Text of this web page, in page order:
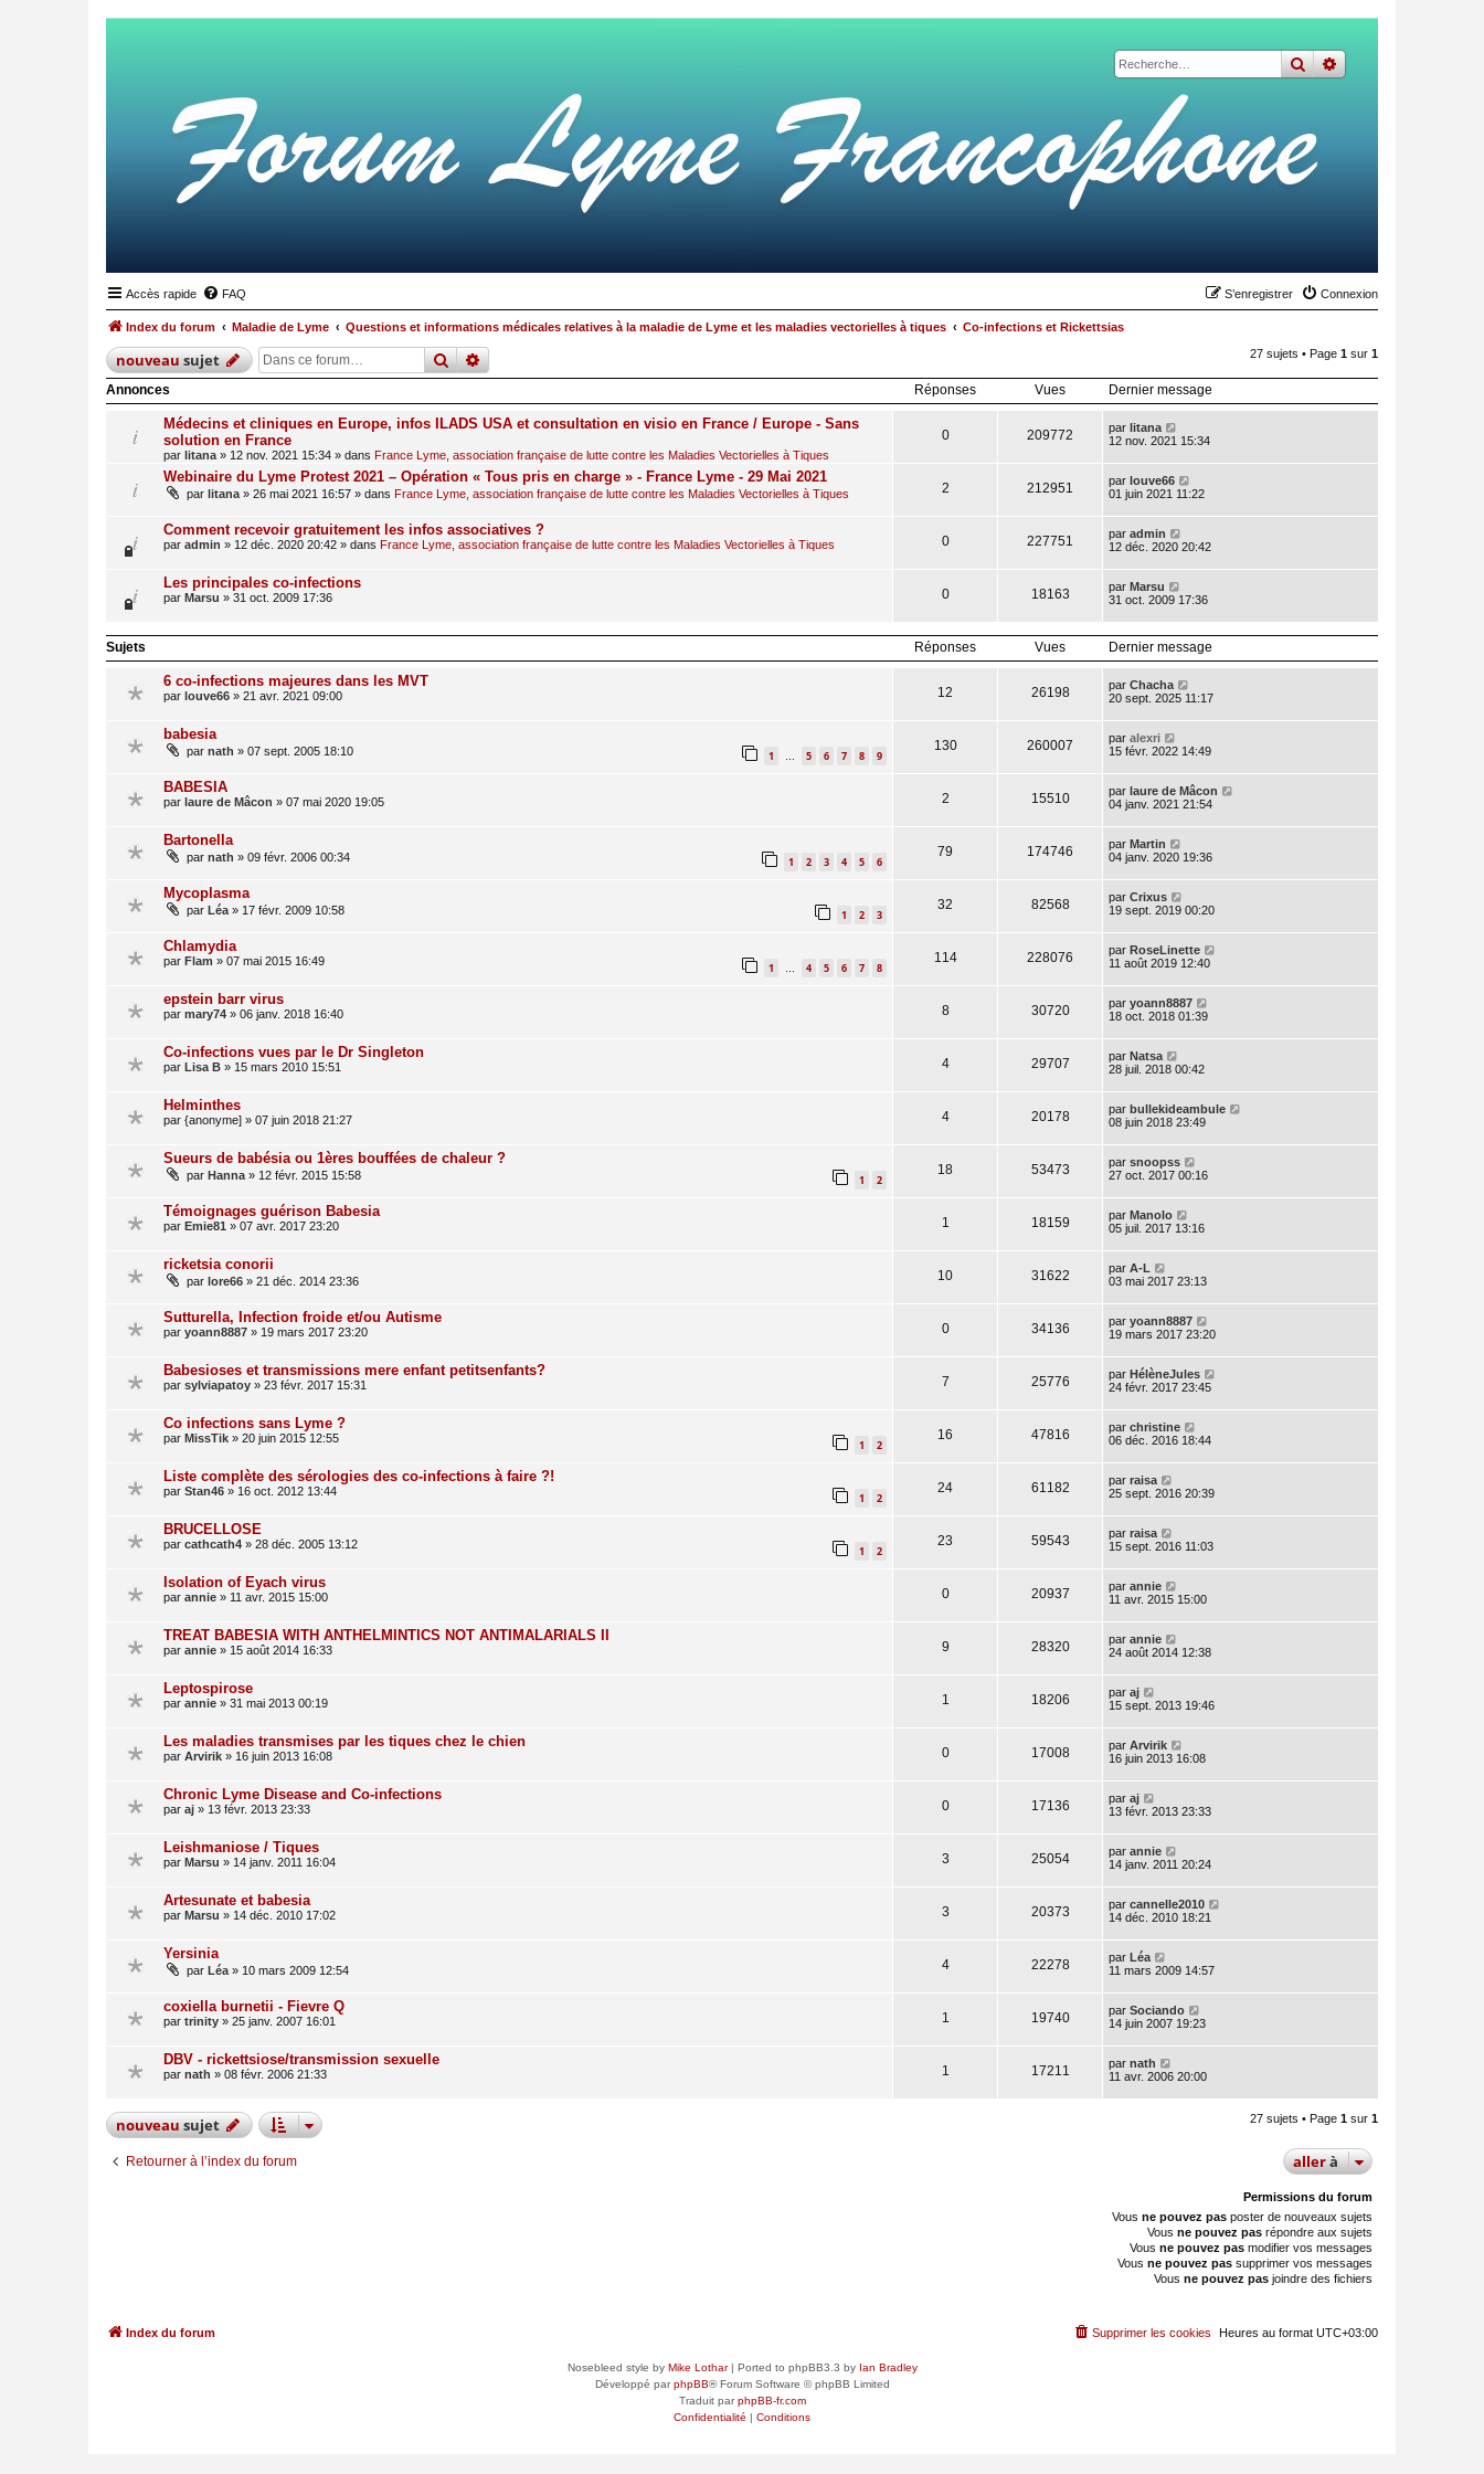
rechercher
recherche
Accès rapide FAQ Connexion
S’enregistrer
Index du forum Maladie de Lyme Questions et informations médicales relatives à la maladie de Lyme et les maladies vectorielles à tiques Co-infections et Rickettsias
nouveausujet rechercher
recherche 27 sujets • Page 1 sur 1
Annonces Réponses Vues Dernier message
Médecins et cliniques en Europe, infos ILADS USA et consultation en visio en France / Europe - Sans
solution en France
par litana » 12 nov. 2021 15:34 » dans France Lyme, association française de lutte contre les Maladies Vectorielles à Tiques
0 209772 par litana
12 nov. 2021 15:34
Webinaire du Lyme Protest 2021 – Opération « Tous pris en charge » - France Lyme - 29 Mai 2021
par litana » 26 mai 2021 16:57 » dans France Lyme, association française de lutte contre les Maladies Vectorielles à Tiques 2 212951 par louve66
01 juin 2021 11:22
Comment recevoir gratuitement les infos associatives ?
par admin » 12 déc. 2020 20:42 » dans France Lyme, association française de lutte contre les Maladies Vectorielles à Tiques 0 227751 par admin
12 déc. 2020 20:42
Les principales co-infections
par Marsu » 31 oct. 2009 17:36 0 18163 par Marsu
31 oct. 2009 17:36
Sujets Réponses Vues Dernier message
6 co-infections majeures dans les MVT
par louve66 » 21 avr. 2021 09:00 12 26198 par Chacha
20 sept. 2025 11:17
babesia
par nath » 07 sept. 2005 18:10 1 … 5 6 7 8 9
130 260007 par alexri
15 févr. 2022 14:49
BABESIA
par laure de Mâcon » 07 mai 2020 19:05 2 15510 par laure de Mâcon
04 janv. 2021 21:54
Bartonella
par nath » 09 févr. 2006 00:34 1 2 3 4 5 6
79 174746 par Martin
04 janv. 2020 19:36
Mycoplasma
par Léa » 17 févr. 2009 10:58 1 2 3
32 82568 par Crixus
19 sept. 2019 00:20
Chlamydia
par Flam » 07 mai 2015 16:49 1 … 4 5 6 7 8
114 228076 par RoseLinette
11 août 2019 12:40
epstein barr virus
par mary74 » 06 janv. 2018 16:40 8 30720 par yoann8887
18 oct. 2018 01:39
Co-infections vues par le Dr Singleton
par Lisa B » 15 mars 2010 15:51 4 29707 par Natsa
28 juil. 2018 00:42
Helminthes
par {anonyme] » 07 juin 2018 21:27 4 20178 par bullekideambule
08 juin 2018 23:49
Sueurs de babésia ou 1ères bouffées de chaleur ?
par Hanna » 12 févr. 2015 15:58 1 2
18 53473 par snoopss
27 oct. 2017 00:16
Témoignages guérison Babesia
par Emie81 » 07 avr. 2017 23:20 1 18159 par Manolo
05 juil. 2017 13:16
ricketsia conorii
par lore66 » 21 déc. 2014 23:36 10 31622 par A-L
03 mai 2017 23:13
Sutturella, Infection froide et/ou Autisme
par yoann8887 » 19 mars 2017 23:20 0 34136 par yoann8887
19 mars 2017 23:20
Babesioses et transmissions mere enfant petitsenfants?
par sylviapatoy » 23 févr. 2017 15:31 7 25776 par HélèneJules
24 févr. 2017 23:45
Co infections sans Lyme ?
par MissTik » 20 juin 2015 12:55 1 2
16 47816 par christine
06 déc. 2016 18:44
Liste complète des sérologies des co-infections à faire ?!
par Stan46 » 16 oct. 2012 13:44 1 2
24 61182 par raisa
25 sept. 2016 20:39
BRUCELLOSE
par cathcath4 » 28 déc. 2005 13:12 1 2
23 59543 par raisa
15 sept. 2016 11:03
Isolation of Eyach virus
par annie » 11 avr. 2015 15:00 0 20937 par annie
11 avr. 2015 15:00
TREAT BABESIA WITH ANTHELMINTICS NOT ANTIMALARIALS II
par annie » 15 août 2014 16:33 9 28320 par annie
24 août 2014 12:38
Leptospirose
par annie » 31 mai 2013 00:19 1 18206 par aj
15 sept. 2013 19:46
Les maladies transmises par les tiques chez le chien
par Arvirik » 16 juin 2013 16:08 0 17008 par Arvirik
16 juin 2013 16:08
Chronic Lyme Disease and Co-infections
par aj » 13 févr. 2013 23:33 0 17136 par aj
13 févr. 2013 23:33
Leishmaniose / Tiques
par Marsu » 14 janv. 2011 16:04 3 25054 par annie
14 janv. 2011 20:24
Artesunate et babesia
par Marsu » 14 déc. 2010 17:02 3 20373 par cannelle2010
14 déc. 2010 18:21
Yersinia
par Léa » 10 mars 2009 12:54 4 22278 par Léa
11 mars 2009 14:57
coxiella burnetii - Fievre Q
par trinity » 25 janv. 2007 16:01 1 19740 par Sociando
14 juin 2007 19:23
DBV - rickettsiose/transmission sexuelle
par nath » 08 févr. 2006 21:33 1 17211 par nath
11 avr. 2006 20:00
nouveausujet 27 sujets • Page 1 sur 1
Retourner à l’index du forum allerà
Permissions du forum
Vous ne pouvez pas poster de nouveaux sujets
Vous ne pouvez pas répondre aux sujets
Vous ne pouvez pas modifier vos messages
Vous ne pouvez pas supprimer vos messages
Vous ne pouvez pas joindre des fichiers
Index du forum Heures au format UTC+03:00
Supprimer les cookies
Nosebleed style by Mike Lothar| Ported to phpBB3.3 by Ian Bradley
Développé parphpBB® Forum Software © phpBB Limited
Traduit parphpBB-fr.com
Confidentialité | Conditions